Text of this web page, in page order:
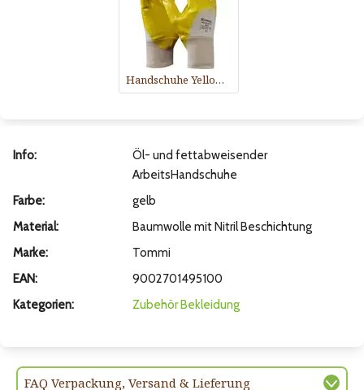
Handschuhe Yellow Nitril
Info:
Öl- und fettabweisender
ArbeitsHandschuhe
Farbe:
gelb
Material:
Baumwolle mit Nitril Beschichtung
Marke:
Tommi
EAN:
9002701495100
Kategorien:
Zubehör Bekleidung
FAQ Verpackung, Versand & Lieferung